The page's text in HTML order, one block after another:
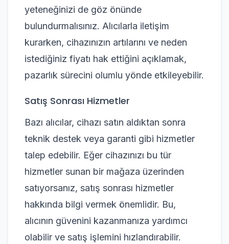
yeteneğinizi de göz önünde
bulundurmalısınız. Alıcılarla iletişim
kurarken, cihazınızın artılarını ve neden
istediğiniz fiyatı hak ettiğini açıklamak,
pazarlık sürecini olumlu yönde etkileyebilir.
Satış Sonrası Hizmetler
Bazı alıcılar, cihazı satın aldıktan sonra
teknik destek veya garanti gibi hizmetler
talep edebilir. Eğer cihazınızı bu tür
hizmetler sunan bir mağaza üzerinden
satıyorsanız, satış sonrası hizmetler
hakkında bilgi vermek önemlidir. Bu,
alıcının güvenini kazanmanıza yardımcı
olabilir ve satış işlemini hızlandırabilir.